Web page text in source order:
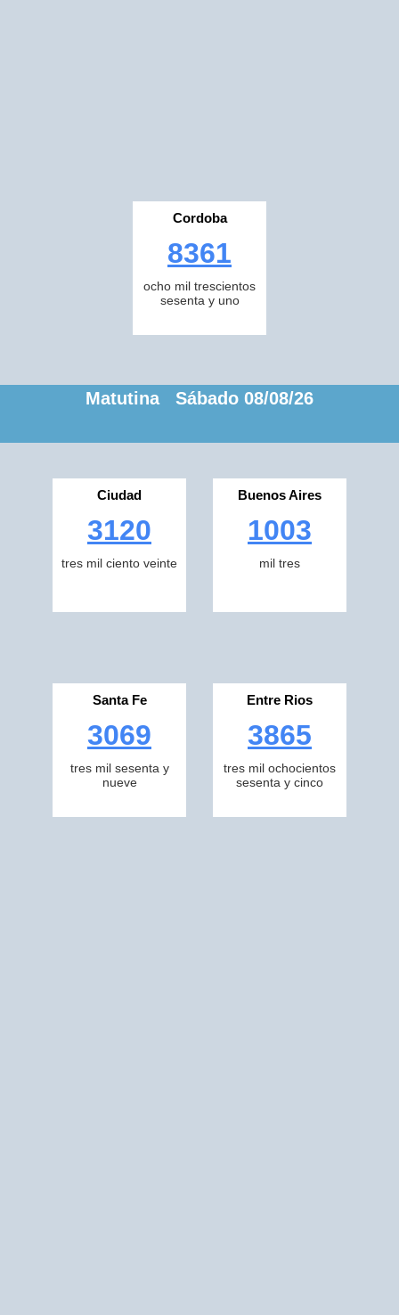
Cordoba
8361
ocho mil trescientos
sesenta y uno
Matutina Sábado 08/08/26
Ciudad
3120
tres mil ciento veinte
Buenos Aires
1003
mil tres
Santa Fe
3069
tres mil sesenta y
nueve
Entre Rios
3865
tres mil ochocientos
sesenta y cinco